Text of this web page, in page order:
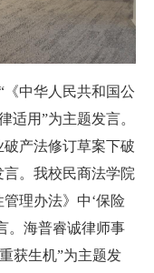
《中华人民共和国公
适用”为主题发言。
产法修订草案下破
。 我校民商法学院
理办法》中‘保险
海普睿诚律师事
获生机”为主题发